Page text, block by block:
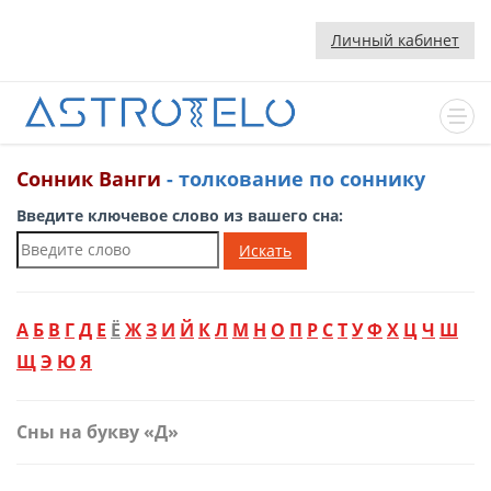
Личный кабинет
Сонник Ванги - толкование по соннику
Введите ключевое слово из вашего сна:
Искать
А Б В ГД Е Ё ЖЗ И Й КЛ М Н О П Р СТУФ Х ЦЧ Ш
ЩЭ ЮЯ
Сны на букву «Д»